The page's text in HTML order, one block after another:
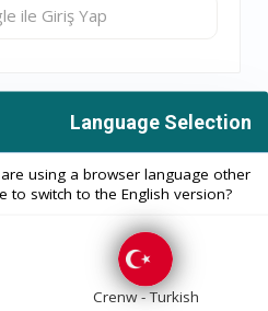
ile Giriş Yap
Language Selection
using a browser language other
to switch to the English version?
Crenw - Turkish